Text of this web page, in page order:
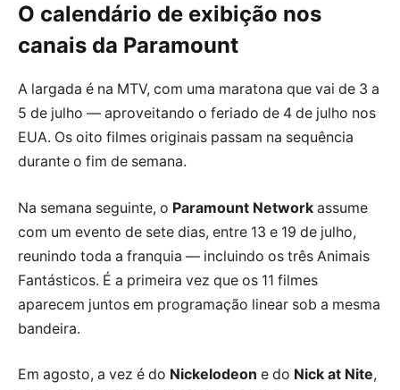
O calendário de exibição nos
canais da Paramount
A largada é na MTV, com uma maratona que vai de 3 a
5 de julho — aproveitando o feriado de 4 de julho nos
EUA. Os oito filmes originais passam na sequência
durante o fim de semana.
Na semana seguinte, o Paramount Network assume
com um evento de sete dias, entre 13 e 19 de julho,
reunindo toda a franquia — incluindo os três Animais
Fantásticos. É a primeira vez que os 11 filmes
aparecem juntos em programação linear sob a mesma
bandeira.
Em agosto, a vez é do Nickelodeon e do Nick at Nite,